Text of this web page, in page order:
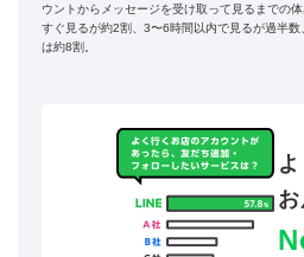
ウントからメッセージを受け取って見るまでの体
すぐ見るが約2割、3〜6時間以内で見るが過半数
は約8割。